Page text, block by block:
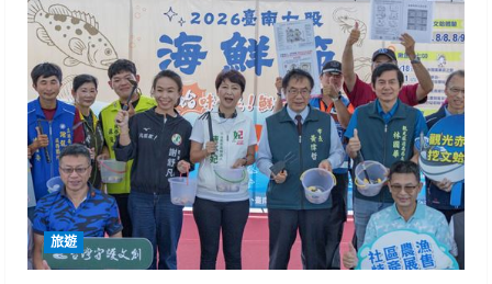
旅遊